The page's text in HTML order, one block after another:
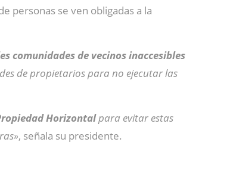
personas se ven obligadas a la
comunidades de vecinos inaccesibles
de propietarios para no ejecutar las
Horizontalpara evitar estas
, señala su presidente.